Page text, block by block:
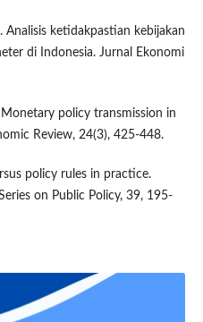
ketidakpastian kebijakan
di Indonesia. Jurnal Ekonomi
Monetary policy transmission in
Review, 24(3), 425-448.
policy rules in practice.
on Public Policy, 39, 195-